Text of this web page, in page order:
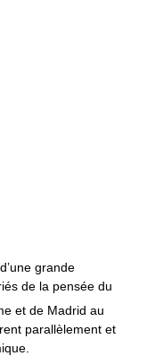
grande
de la pensée du
et de Madrid au
parallèlement et